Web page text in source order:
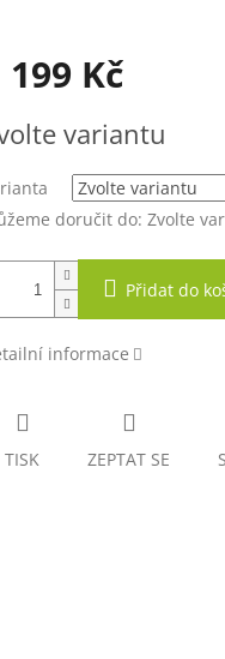
199 Kč
variantu
doručit do: Zvolte
Přidat do
informace
TISK ZEPTAT SE